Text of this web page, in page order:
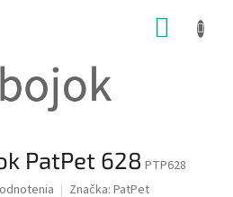
PatPet 628 PTP628
Značka: PatPet